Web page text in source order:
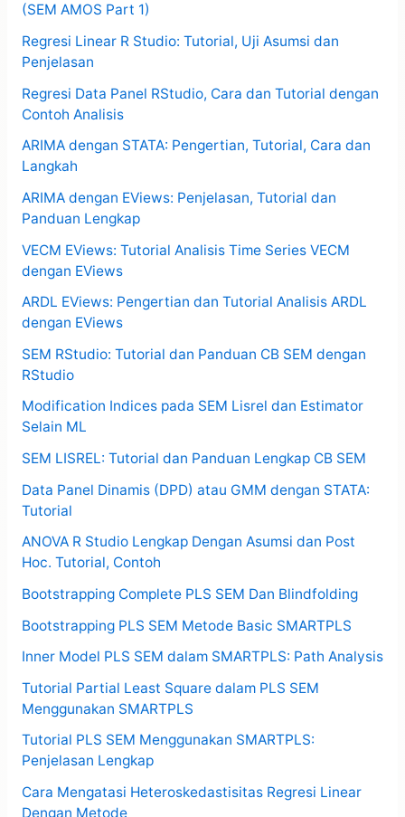
(SEM AMOS Part 1)
Regresi Linear R Studio: Tutorial, Uji Asumsi dan
Penjelasan
Regresi Data Panel RStudio, Cara dan Tutorial dengan
Contoh Analisis
ARIMA dengan STATA: Pengertian, Tutorial, Cara dan
Langkah
ARIMA dengan EViews: Penjelasan, Tutorial dan
Panduan Lengkap
VECM EViews: Tutorial Analisis Time Series VECM
dengan EViews
ARDL EViews: Pengertian dan Tutorial Analisis ARDL
dengan EViews
SEM RStudio: Tutorial dan Panduan CB SEM dengan
RStudio
Modification Indices pada SEM Lisrel dan Estimator
Selain ML
SEM LISREL: Tutorial dan Panduan Lengkap CB SEM
Data Panel Dinamis (DPD) atau GMM dengan STATA:
Tutorial
ANOVA R Studio Lengkap Dengan Asumsi dan Post
Hoc. Tutorial, Contoh
Bootstrapping Complete PLS SEM Dan Blindfolding
Bootstrapping PLS SEM Metode Basic SMARTPLS
Inner Model PLS SEM dalam SMARTPLS: Path Analysis
Tutorial Partial Least Square dalam PLS SEM
Menggunakan SMARTPLS
Tutorial PLS SEM Menggunakan SMARTPLS:
Penjelasan Lengkap
Cara Mengatasi Heteroskedastisitas Regresi Linear
Dengan Metode